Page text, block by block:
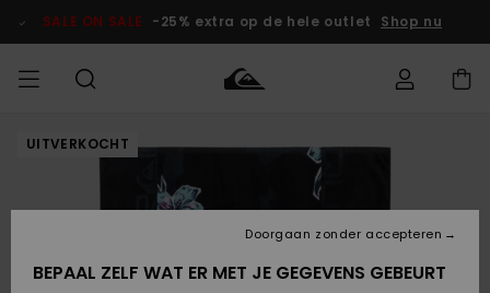
Productinformatie
SALE ON SALE -25% extra op de hele outlet Shop nu
HEREN Kleding
Accessoires
JONGENS
Kleding
Accessoires
DAMES
Shop
Heren Surf
Surf Shop
Heren Snow
Snow Shop
HEREN
Kinderen
français
Nederlands
Toegang tot
Retouren
UITVERKOCHT
BEPAAL ZELF WAT ER MET JE GEGEVENS GEBEURT
Doorgaan zonder accepteren